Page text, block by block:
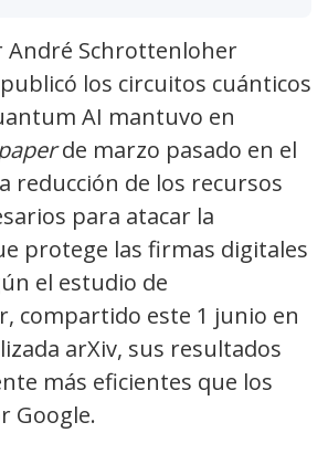
André Schrottenloher
los circuitos cuánticos
AI mantuvo en
de marzo pasado en el
reducción de los recursos
para atacar la
protege las firmas digitales
el estudio de
compartido este 1 junio en
arXiv, sus resultados
más eficientes que los
Google.